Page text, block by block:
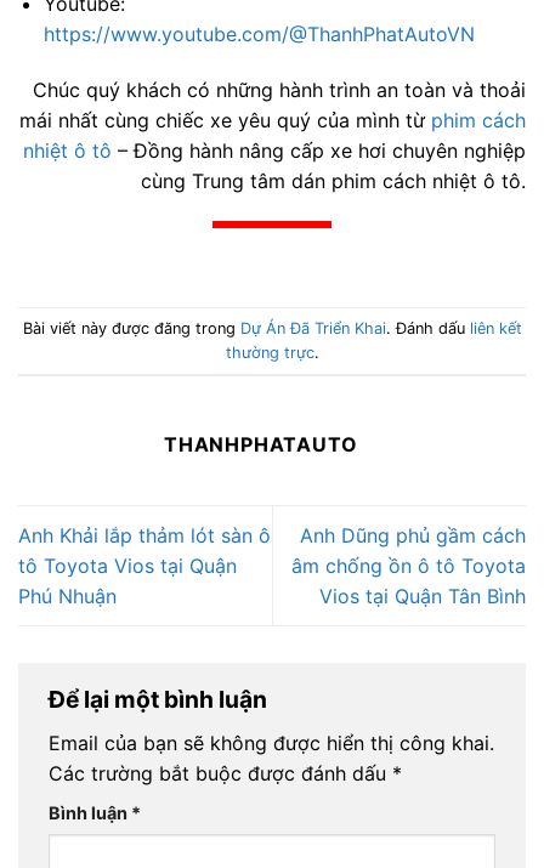
https://www.youtube.com/@ThanhPhatAutoVN
Chúc quý khách có những hành trình an toàn và thoải
mái nhất cùng chiếc xe yêu quý của mình từ phim cách
nhiệt ô tô – Đồng hành nâng cấp xe hơi chuyên nghiệp
cùng Trung tâm dán phim cách nhiệt ô tô.
Bài viết này được đăng trong Dự Án Đã Triển Khai. Đánh dấu liên kết
thường trực.
THANHPHATAUTO
Anh Khải lắp thảm lót sàn ô
tô Toyota Vios tại Quận
Phú Nhuận
Anh Dũng phủ gầm cách
âm chống ồn ô tô Toyota
Vios tại Quận Tân Bình
Để lại một bình luận
Email của bạn sẽ không được hiển thị công khai.
Các trường bắt buộc được đánh dấu *
Bình luận *